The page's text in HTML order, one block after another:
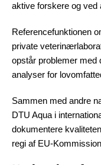
aktive forskere og ved
Referencefunktionen
private
opstår problemer med
analyser for
Sammen med andre
DTU Aqua i
dokumentere
regi af EU-